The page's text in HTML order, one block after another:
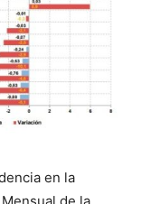
en la